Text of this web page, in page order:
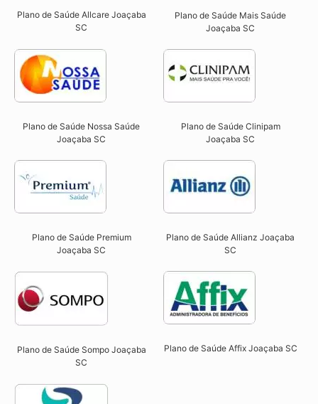
Plano de Saúde Allcare Joaçaba
SC​
Plano de Saúde Mais Saúde
Joaçaba SC
Plano de Saúde Nossa Saúde
Joaçaba SC​
Plano de Saúde Clinipam
Joaçaba SC​
Plano de Saúde Premium
Joaçaba SC​
Plano de Saúde Allianz Joaçaba
SC​
Plano de Saúde Sompo Joaçaba
SC​
Plano de Saúde Affix Joaçaba SC​